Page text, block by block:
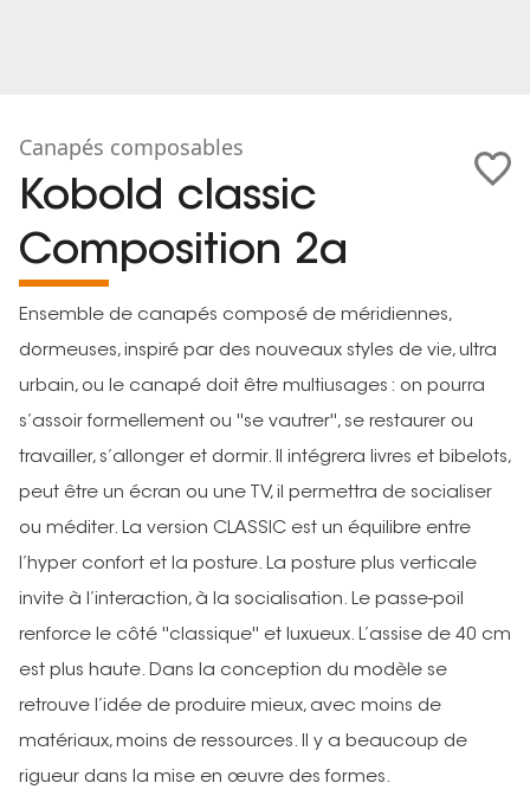
Canapés composables
Kobold classic
Composition 2a
Ensemble de canapés composé de méridiennes,
dormeuses, inspiré par des nouveaux styles de vie, ultra
urbain, ou le canapé doit être multiusages : on pourra
s’assoir formellement ou ''se vautrer'', se restaurer ou
travailler, s’allonger et dormir. Il intégrera livres et bibelots,
peut être un écran ou une TV, il permettra de socialiser
ou méditer. La version CLASSIC est un équilibre entre
l’hyper confort et la posture. La posture plus verticale
invite à l’interaction, à la socialisation. Le passe-poil
renforce le côté ''classique'' et luxueux. L’assise de 40 cm
est plus haute. Dans la conception du modèle se
retrouve l’idée de produire mieux, avec moins de
matériaux, moins de ressources. Il y a beaucoup de
rigueur dans la mise en œuvre des formes.